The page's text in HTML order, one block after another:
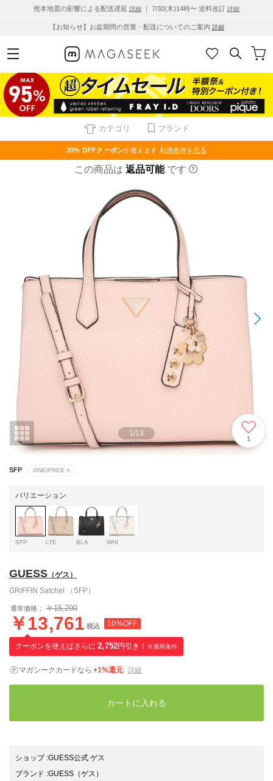
熊本地震の影響による配送遅延 詳細 ｜ 7/30(木)14時〜 送料改訂 詳細
【お知らせ】お盆期間の営業・配送についてのご案内 詳細
カテゴリ ブランド
20% OFFクーポンが使えます 利用条件を見る
この商品は 返品可能 です
1 /13
1
SFP ONE/FREE ×
バリエーション
SFP LTE BLA WHI
GUESS （ゲス）
GRIFFIN Satchel （SFP）
通常価格： ￥15,290
￥13,761 税込 10%OFF
クーポンを使えばさらに 2,752円引き！ ※適用条件
マガシークカードなら +1%還元 詳細
カートに入れる
ショップ:GUESS公式 ゲス
ブランド :GUESS （ゲス）